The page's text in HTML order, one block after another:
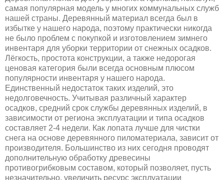
самая популярная модель у многих коммунальных служб
нашей страны. Деревянный материал всегда был в
избытке у нашего народа, поэтому практически никогда
не было проблем с покупкой и изготовлением зимнего
инвентаря для уборки территории от снежных осадков.
Лёгкость, простота конструкции, а также недорогая
ценовая категория были всегда основным плюсом
популярности инвентаря у нашего народа.
Единственный недостаток таких изделий, это
недолговечность. Учитывая различный характер
осадков, средний срок службы деревянных изделий, в
зависимости от региона эксплуатации и типа осадков
составляет 2-4 недели. Как лопата лучше для чистки
снега на основе деревянного пиломатериала, зависит от
производителя. Большинство из них сегодня проводят
дополнительную обработку древесины
противогрибковым составом, который позволяет, пусть
незначительно, увеличить ресурс эксплуатации